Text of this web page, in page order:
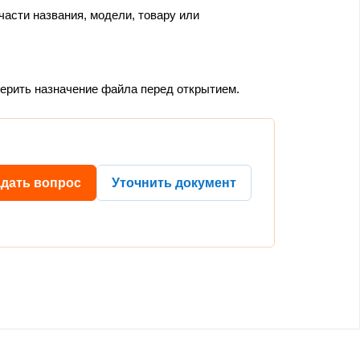
названия, модели, товару или
назначение файла перед открытием.
вопрос Уточнить документ